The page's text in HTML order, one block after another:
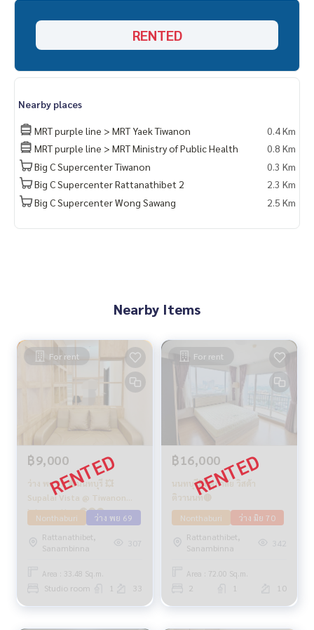
RENTED
Nearby places
MRT purple line > MRT Yaek Tiwanon
0.4 Km
MRT purple line > MRT Ministry of Public Health
0.8 Km
Big C Supercenter Tiwanon
0.3 Km
Big C Supercenter Rattanathibet 2
2.3 Km
Big C Supercenter Wong Sawang
2.5 Km
Nearby Items
For rent
฿9,000
ว่าง พย 69 🔴นนทบุรี 💥
Supalai Vista @ Tiwanon
Intersection 🔴🟢🟡
Nonthaburi
ว่าง พย 69
Rattanathibet,
Sanambinna
307
Area : 33.48 Sq.m.
Studio room 1 33
For rent
฿16,000
นนทบุรี💥 ศุภาลัย วิสต้า
ติวานนท์🔴
Nonthaburi
ว่าง มิย 70
Rattanathibet,
Sanambinna
342
Area : 72.00 Sq.m.
2 1 10